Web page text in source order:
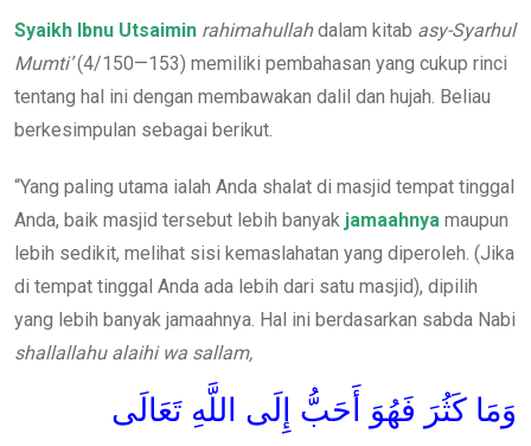
Syaikh Ibnu Utsaimin rahimahullahdalam kitab asy-Syarhul
Mumti’(4/150—153) memiliki pembahasan yang cukup rinci
tentang hal ini dengan membawakan dalil dan hujah. Beliau
berkesimpulan sebagai berikut.
“Yang paling utama ialah Anda shalat di masjid tempat tinggal
Anda, baik masjid tersebut lebih banyak jamaahnya maupun
lebih sedikit, melihat sisi kemaslahatan yang diperoleh. (Jika
di tempat tinggal Anda ada lebih dari satu masjid), dipilih
yang lebih banyak jamaahnya. Hal ini berdasarkan sabda Nabi
shallallahu alaihi wa sallam,
وَمَا كَثُرَ فَهُوَ أَحَبُّ إِلَى اللَّهِ تَعَالَى